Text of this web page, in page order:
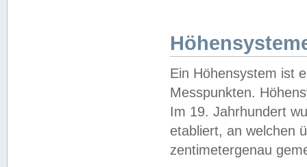
Ein Höhensystem ist
Messpunkten.
Im 19. Jahrhundert
etabliert, an welchen
zentimetergenau